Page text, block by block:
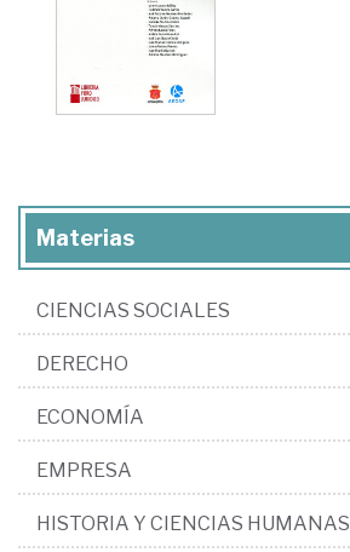
Materias
CIENCIAS SOCIALES
DERECHO
ECONOMÍA
EMPRESA
HISTORIA Y CIENCIAS HUMANAS